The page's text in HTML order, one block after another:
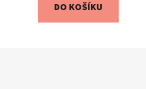
DO KOŠÍKU